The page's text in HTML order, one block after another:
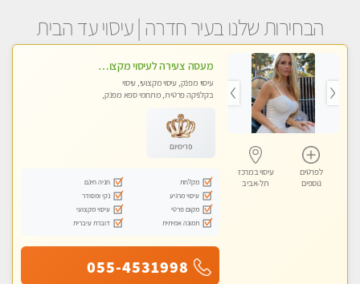
הבחירות שלנו בעיר חדרה | עיסוי עד הבית
לפרטים
נוספים
עיסוי במרכז
תל-אביב
מעסה צעירה לעיסוי מקצועי בבת-ים ללא מין !!
עיסוי מפנק, עיסוי מקצועי, עיסוי
בקלניקה פרטית, מתחמי ספא מפנק,
טנטרה
פרימיום
מקלחת
חניה חינם
עיסוי מרגיע
נקי ומסודר
מקום פרטי
עיסוי מקצועי
תמונה אמיתית
דוברת עיברית
055-4531998